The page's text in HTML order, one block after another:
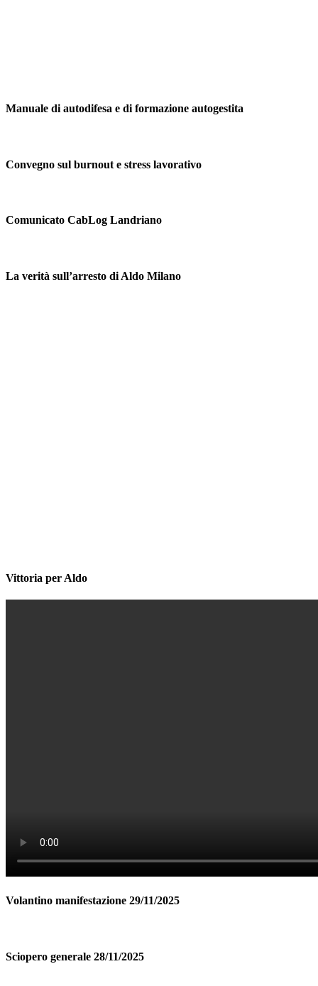
Manuale di autodifesa e di formazione autogestita
Convegno sul burnout e stress lavorativo
Comunicato CabLog Landriano
La verità sull’arresto di Aldo Milano
Vittoria per Aldo
Volantino manifestazione 29/11/2025
Sciopero generale 28/11/2025